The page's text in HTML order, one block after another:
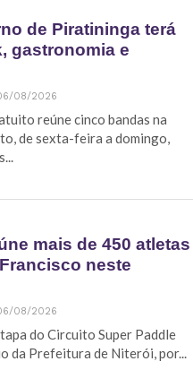
de Piratininga terá
gastronomia e
08/2026
reúne cinco bandas na
de sexta-feira a domingo,
mais de 450 atletas
neste
08/2026
do Circuito Super Paddle
da Prefeitura de Niterói, por...